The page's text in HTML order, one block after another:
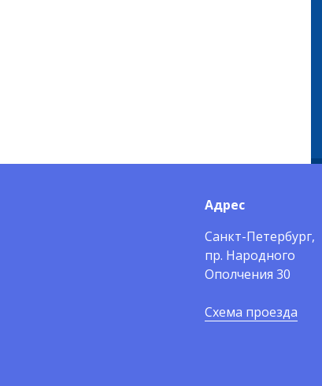
Адрес
Санкт-Петербург,
пр. Народного
Ополчения 30
Схема проезда